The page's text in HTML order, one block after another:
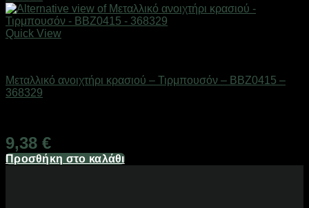
Quick View
Μεταλλικό ανοιχτήρι κρασιού – Τιρμπουσόν – BBZ0415 –
368329
9,38 €
Προσθήκη στο καλάθι